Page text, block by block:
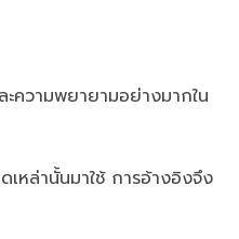
ความพยายามอย่างมากใน
เหล่านั้นมาใช้ การอ้างอิงจึง